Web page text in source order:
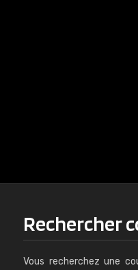
Rechercher
Vous recherchez une